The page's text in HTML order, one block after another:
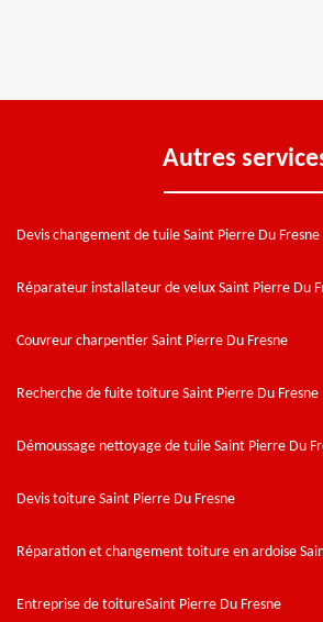
Autres
Devis changement de tuile Saint Pierre Du Fresne
Réparateur installateur de velux Saint Pierre Du
Couvreur charpentier Saint Pierre Du Fresne
Recherche de fuite toiture Saint Pierre Du Fresne
Démoussage nettoyage de tuile Saint Pierre Du
Devis toiture Saint Pierre Du Fresne
Réparation et changement toiture en ardoise
Entreprise de toitureSaint Pierre Du Fresne